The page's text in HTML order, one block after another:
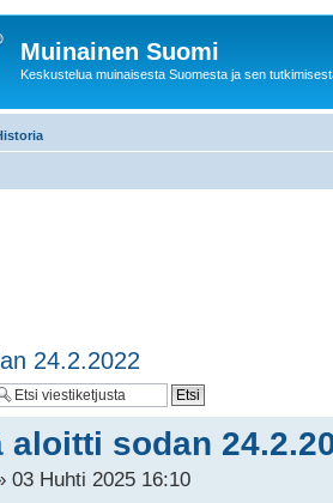
Muinainen Suomi
Keskustelua muinaisesta Suomesta ja sen
24.2.2022
aloitti sodan
03 Huhti 2025 16:10